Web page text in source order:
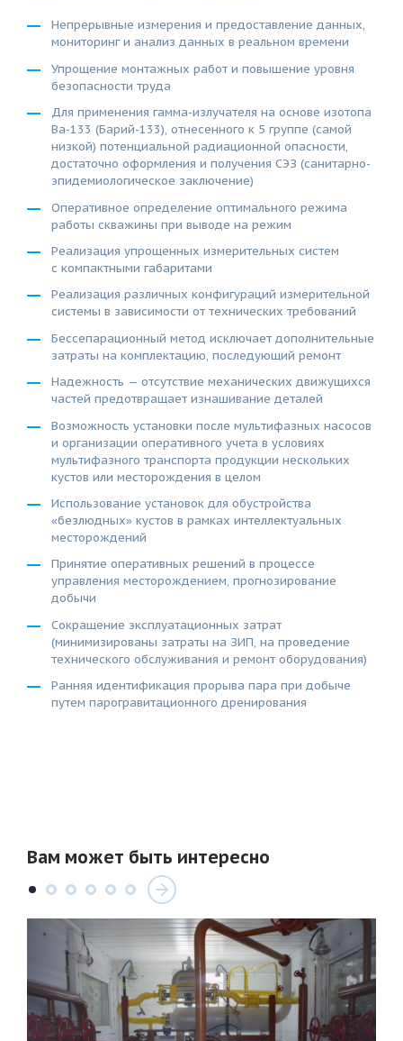
Непрерывные измерения и предоставление данных,
мониторинг и анализ данных в реальном времени
Упрощение монтажных работ и повышение уровня
безопасности труда
Для применения гамма-излучателя на основе изотопа
Ва-133 (Барий-133), отнесенного к 5 группе (самой
низкой) потенциальной радиационной опасности,
достаточно оформления и получения СЭЗ (санитарно-
эпидемиологическое заключение)
Оперативное определение оптимального режима
работы скважины при выводе на режим
Реализация упрощенных измерительных систем
с компактными габаритами
Реализация различных конфигураций измерительной
системы в зависимости от технических требований
Бессепарационный метод исключает дополнительные
затраты на комплектацию, последующий ремонт
Надежность — отсутствие механических движущихся
частей предотвращает изнашивание деталей
Возможность установки после мультифазных насосов
и организации оперативного учета в условиях
мультифазного транспорта продукции нескольких
кустов или месторождения в целом
Использование установок для обустройства
«безлюдных» кустов в рамках интеллектуальных
месторождений
Принятие оперативных решений в процессе
управления месторождением, прогнозирование
добычи
Сокращение эксплуатационных затрат
(минимизированы затраты на ЗИП, на проведение
технического обслуживания и ремонт оборудования)
Ранняя идентификация прорыва пара при добыче
путем парогравитационного дренирования
Вам может быть интересно